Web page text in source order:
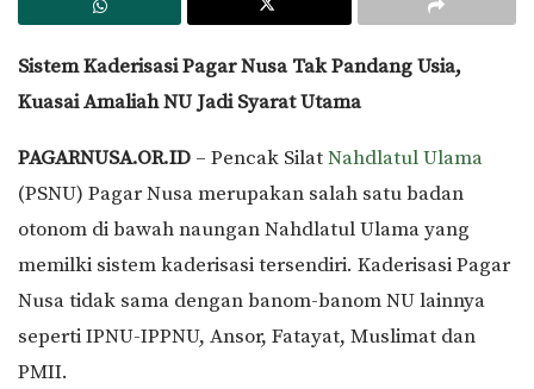
Sistem Kaderisasi Pagar Nusa Tak Pandang Usia,
Kuasai Amaliah NU Jadi Syarat Utama
PAGARNUSA.OR.ID – Pencak SilatNahdlatul Ulama
(PSNU) Pagar Nusa merupakan salah satu badan
otonom di bawah naungan Nahdlatul Ulama yang
memilki sistem kaderisasi tersendiri. Kaderisasi Pagar
Nusa tidak sama dengan banom-banom NU lainnya
seperti IPNU-IPPNU, Ansor, Fatayat, Muslimat dan
PMII.